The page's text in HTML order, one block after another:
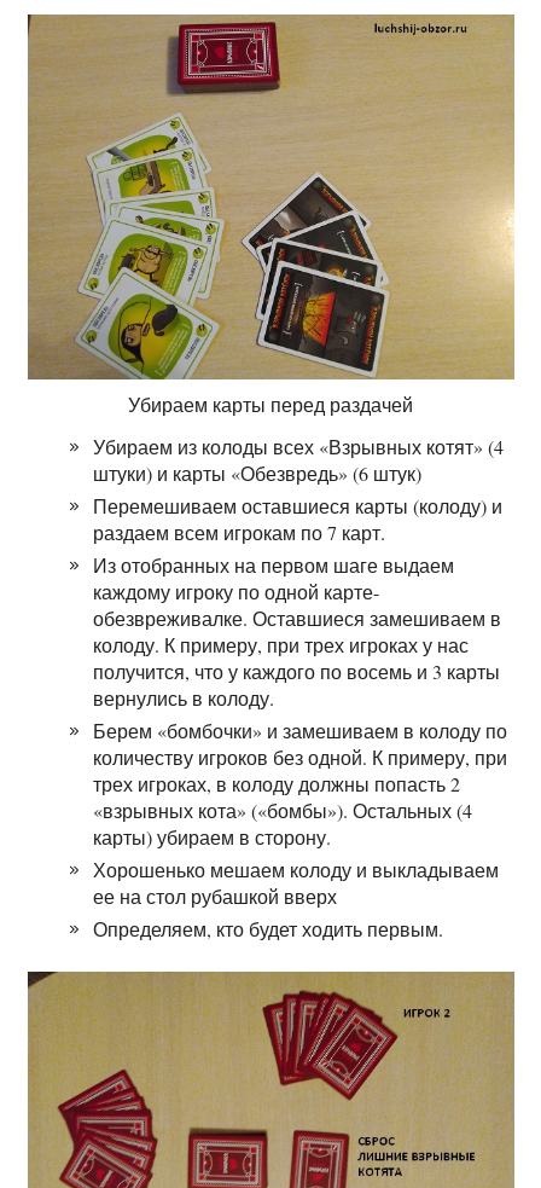
Убираем карты перед раздачей
Убираем из колоды всех «Взрывных котят» (4
штуки) и карты «Обезвредь» (6 штук)
Перемешиваем оставшиеся карты (колоду) и
раздаем всем игрокам по 7 карт.
Из отобранных на первом шаге выдаем
каждому игроку по одной карте-
обезвреживалке. Оставшиеся замешиваем в
колоду. К примеру, при трех игроках у нас
получится, что у каждого по восемь и 3 карты
вернулись в колоду.
Берем «бомбочки» и замешиваем в колоду по
количеству игроков без одной. К примеру, при
трех игроках, в колоду должны попасть 2
«взрывных кота» («бомбы»). Остальных (4
карты) убираем в сторону.
Хорошенько мешаем колоду и выкладываем
ее на стол рубашкой вверх
Определяем, кто будет ходить первым.